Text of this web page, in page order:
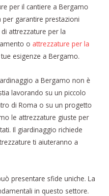
per il cantiere a Bergamo
garantire prestazioni
attrezzature per la
o attrezzature per la
esigenze a Bergamo.
a Bergamo non è
lavorando su un piccolo
di Roma o su un progetto
le attrezzature giuste per
Il giardinaggio richiede
ti aiuteranno a
presentare sfide uniche. La
in questo settore.